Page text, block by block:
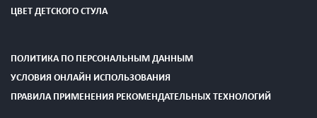
ЦВЕТ ДЕТСКОГО СТУЛА
ПОЛИТИКА ПО ПЕРСОНАЛЬНЫМ ДАННЫМ
УСЛОВИЯ ОНЛАЙН ИСПОЛЬЗОВАНИЯ
ПРАВИЛА ПРИМЕНЕНИЯ РЕКОМЕНДАТЕЛЬНЫХ ТЕХНОЛОГИЙ